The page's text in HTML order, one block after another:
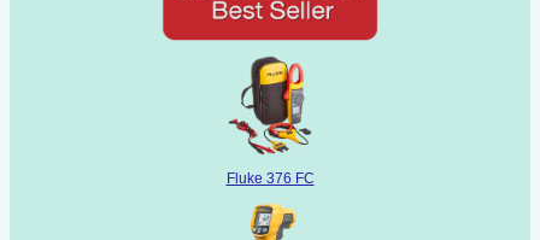
Fluke 376 FC